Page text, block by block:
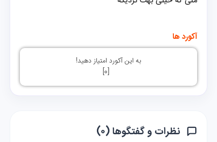
آکورد ها
به این آکورد امتیاز دهید!
[
0
]
نظرات و گفتگوها (۰)